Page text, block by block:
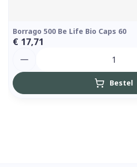
Borrago 500 Be Life Bio Caps 60
€ 17,71
Bestel